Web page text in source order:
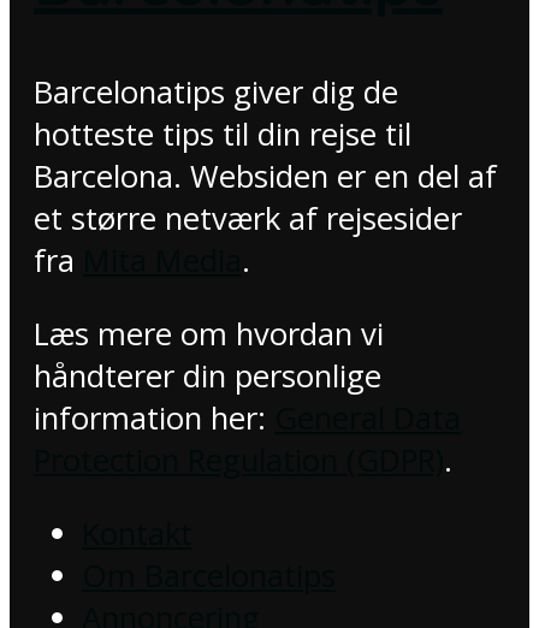
Barcelonatips giver dig de
hotteste tips til din rejse til
Barcelona. Websiden er en del af
et større netværk af rejsesider
fra
.
Læs mere om hvordan vi
håndterer din personlige
information her:
.